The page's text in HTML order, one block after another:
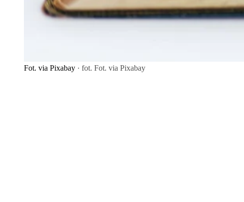
Fot. via Pixabay · fot. Fot. via Pixabay